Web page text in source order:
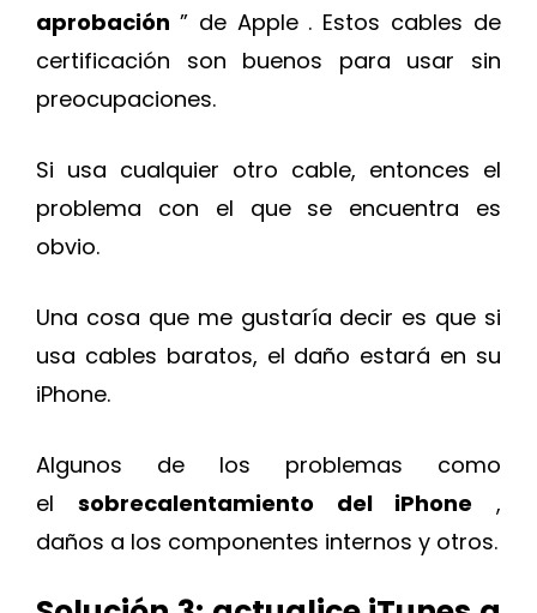
aprobación ” de Apple . Estos cables de
certificación son buenos para usar sin
preocupaciones.
Si usa cualquier otro cable, entonces el
problema con el que se encuentra es
obvio.
Una cosa que me gustaría decir es que si
usa cables baratos, el daño estará en su
iPhone.
Algunos de los problemas como
el sobrecalentamiento del iPhone ,
daños a los componentes internos y otros.